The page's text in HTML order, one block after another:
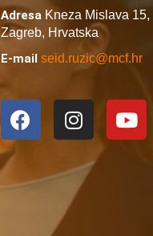
Adresa Kneza Mislava 15,
Zagreb, Hrvatska
E-mail seid.ruzic@mcf.hr